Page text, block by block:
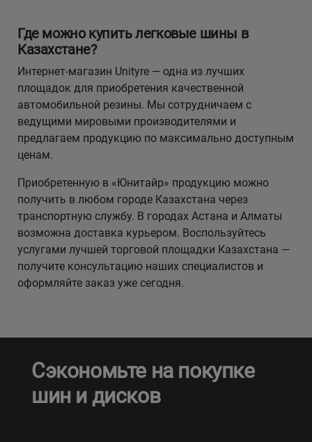
Где можно купить легковые шины в
Казахстане?
Интернет-магазин Unityre — одна из лучших
площадок для приобретения качественной
автомобильной резины. Мы сотрудничаем с
ведущими мировыми производителями и
предлагаем продукцию по максимально доступным
ценам.
Приобретенную в «Юнитайр» продукцию можно
получить в любом городе Казахстана через
транспортную службу. В городах Астана и Алматы
возможна доставка курьером. Воспользуйтесь
услугами лучшей торговой площадки Казахстана —
получите консультацию наших специалистов и
оформляйте заказ уже сегодня.
Сэкономьте на покупке
шин и дисков